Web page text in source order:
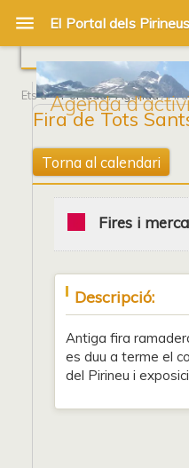
Agenda
Ets a Portada/Agenda/
Fira de Tots
Torna al calendari
Fires i
Descripció:
Antiga fira
es duu a terme el
del Pirineu i